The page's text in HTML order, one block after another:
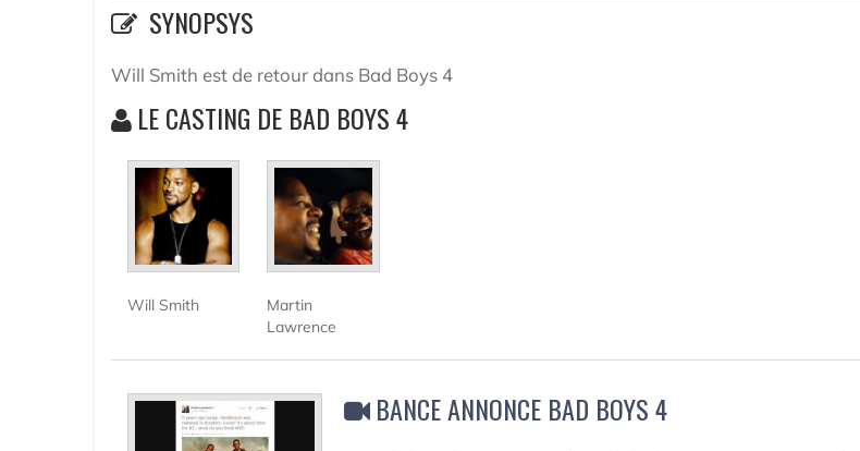
SYNOPSYS
Will Smith est de retour dans Bad Boys 4
LE CASTING DE BAD BOYS 4
Will Smith
Martin
Lawrence
BANCE ANNONCE BAD BOYS 4